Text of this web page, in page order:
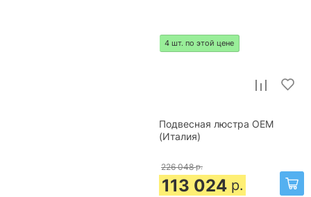
4 шт. по этой цене
Подвесная люстра OEM
(Италия)
226 048 р.
113 024 р.